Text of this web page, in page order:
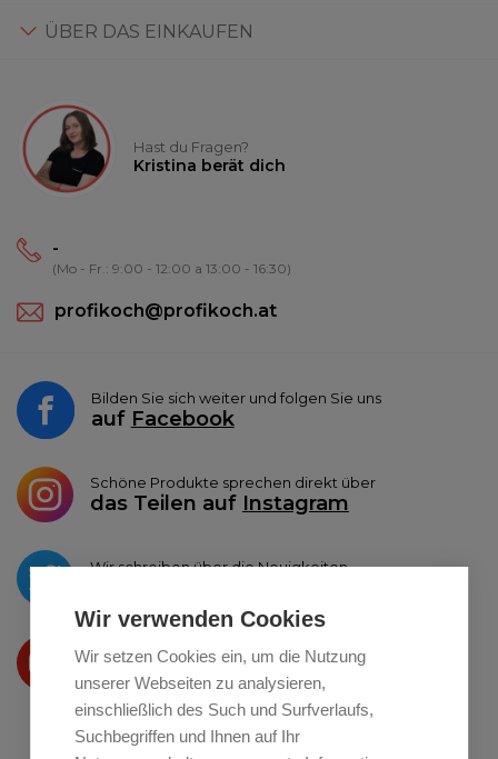
Wir verwenden Cookies
Wir setzen Cookies ein, um die Nutzung
unserer Webseiten zu analysieren,
einschließlich des Such und Surfverlaufs,
Suchbegriffen und Ihnen auf Ihr
ÜBER DAS EINKAUFEN
Hast du Fragen?
Kristina berät dich
-
(Mo - Fr.: 9:00 - 12:00 a 13:00 - 16:30)
profikoch@profikoch.at
Bilden Sie sich weiter und folgen Sie uns
auf Facebook
Schöne Produkte sprechen direkt über
das Teilen auf Instagram
Wir schreiben über die Neuigkeiten
Wir präsentieren Ihre produkte
Youtube